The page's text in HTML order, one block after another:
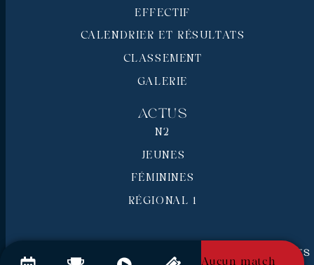
Aucun match
EFFECTIF
CALENDRIER ET RÉSULTATS
CLASSEMENT
GALERIE
Actus
N2
JEUNES
FÉMININES
RÉGIONAL 1
RC Pays de Grasse © 2026 - Tous droits réservés
Mentions légales